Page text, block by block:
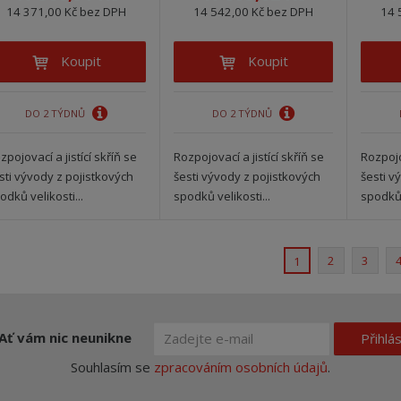
14 371,00 Kč bez DPH
Koupit
DO 2 TÝDNŮ
a jistící skříň se
vývody z pojistkových
velikosti...
14 542,00 Kč bez DPH
Koupit
DO 2 TÝDNŮ
Rozpojovací a jistící skříň se
šesti vývody z pojistkových
spodků velikosti...
14
šesti
1 2 3
vám nic neunikne
Souhlasím se zpracováním osobních údajů.